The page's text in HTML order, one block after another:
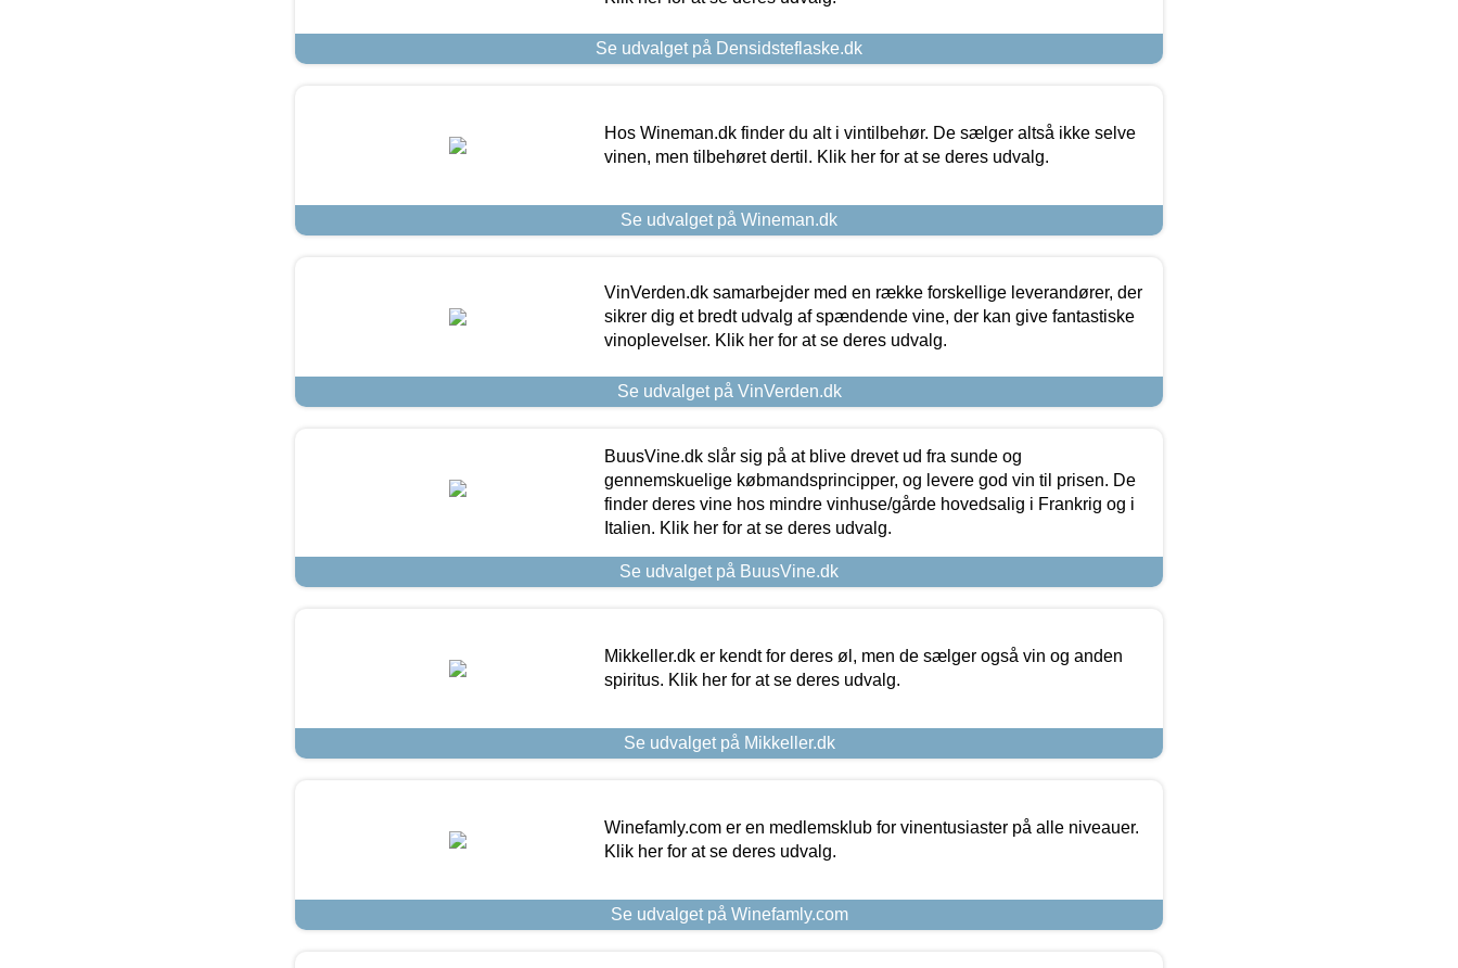
Se udvalget på Densidsteflaske.dk
Hos Wineman.dk finder du alt i vintilbehør. De sælger altså ikke selve
vinen, men tilbehøret dertil. Klik her for at se deres udvalg.
Se udvalget på Wineman.dk
VinVerden.dk samarbejder med en række forskellige leverandører, der
sikrer dig et bredt udvalg af spændende vine, der kan give fantastiske
vinoplevelser. Klik her for at se deres udvalg.
Se udvalget på VinVerden.dk
BuusVine.dk slår sig på at blive drevet ud fra sunde og
gennemskuelige købmandsprincipper, og levere god vin til prisen. De
finder deres vine hos mindre vinhuse/gårde hovedsalig i Frankrig og i
Italien. Klik her for at se deres udvalg.
Se udvalget på BuusVine.dk
Mikkeller.dk er kendt for deres øl, men de sælger også vin og anden
spiritus. Klik her for at se deres udvalg.
Se udvalget på Mikkeller.dk
Winefamly.com er en medlemsklub for vinentusiaster på alle niveauer.
Klik her for at se deres udvalg.
Se udvalget på Winefamly.com